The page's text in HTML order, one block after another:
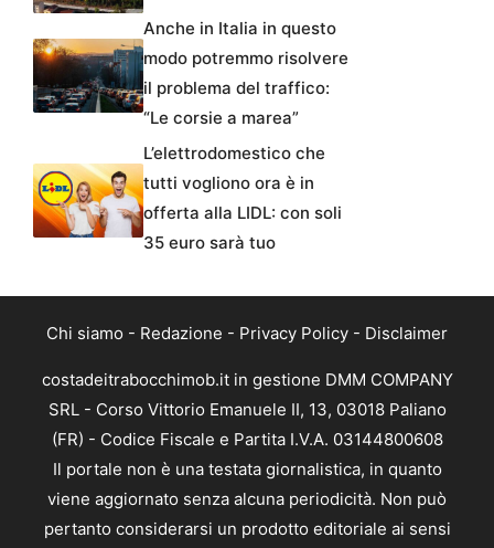
Anche in Italia in questo
modo potremmo risolvere
il problema del traffico:
“Le corsie a marea”
L’elettrodomestico che
tutti vogliono ora è in
offerta alla LIDL: con soli
35 euro sarà tuo
Chi siamo - Redazione - Privacy Policy - Disclaimer
costadeitrabocchimob.it in gestione DMM COMPANY
SRL - Corso Vittorio Emanuele II, 13, 03018 Paliano
(FR) - Codice Fiscale e Partita I.V.A. 03144800608
Il portale non è una testata giornalistica, in quanto
viene aggiornato senza alcuna periodicità. Non può
pertanto considerarsi un prodotto editoriale ai sensi